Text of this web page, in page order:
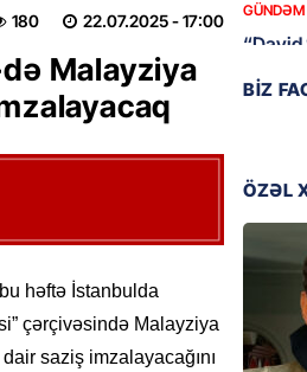
22.07.2025- 17:00
180
Malayziya
həftə İstanbulda
çərçivəsində Malayziya
saziş imzalayacağını
GÜNDƏM
keçmiş
GÜNDƏM
MANŞET
BIZ
ÖZƏL